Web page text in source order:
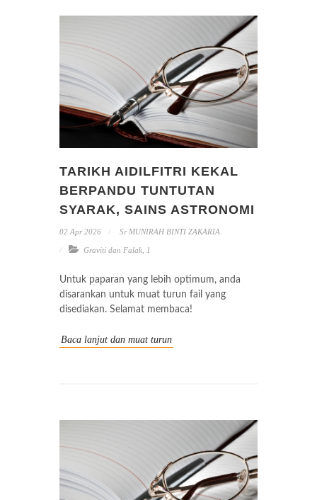
TARIKH AIDILFITRI KEKAL
BERPANDU TUNTUTAN
SYARAK, SAINS ASTRONOMI
02 Apr 2026 Sr MUNIRAH BINTI ZAKARIA
Graviti dan Falak 1
Untuk paparan yang lebih optimum, anda
disarankan untuk muat turun fail yang
disediakan. Selamat membaca!
Baca lanjut dan muat turun